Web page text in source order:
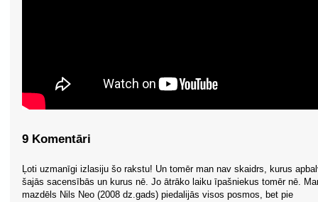
9 Komentāri
Ļoti uzmanīgi izlasiju šo rakstu! Un tomēr man nav skaidrs, kurus
šajās sacensībās un kurus nē. Jo ātrāko laiku īpašniekus tomēr nē.
mazdēls Nils Neo (2008 dz.gads) piedalijās visos posmos, bet pie